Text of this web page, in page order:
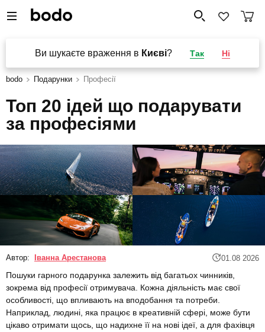
Ви шукаєте враження в Києві? Так Ні
bodo Подарунки Професії
Топ 20 ідей що подарувати
за професіями
Автор: Іванна Арестанова 01.08 2026
Пошуки гарного подарунка залежить від багатьох чинників,
зокрема від професії отримувача. Кожна діяльність має свої
особливості, що впливають на вподобання та потреби.
Наприклад, людині, яка працює в креативній сфері, може бути
цікаво отримати щось, що надихне її на нові ідеї, а для фахівця